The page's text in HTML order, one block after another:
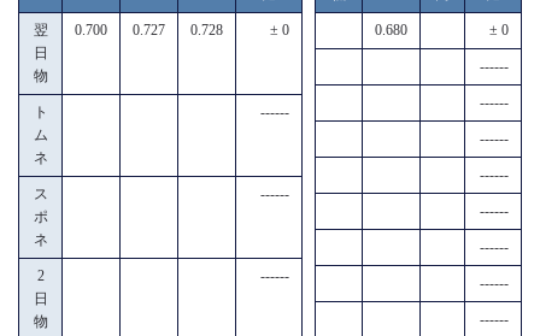
翌
日
物
0.700 0.727 0.728 ± 0
ト
ム
ネ
------
ス
ポ
ネ
------
2
日
物
------
0.680 ± 0
------
------
------
------
------
------
------
------